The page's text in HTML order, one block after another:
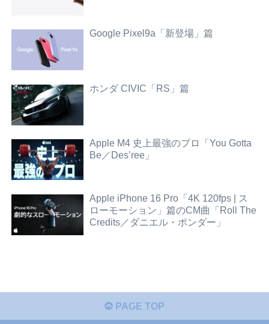
Google Pixel9a「新登場」篇
ホンダ CIVIC「RS」篇
Apple M4 史上最強のプロ「You Gotta
Be／Des’ree」
Apple iPhone 16 Pro「4K 120fps | ス
ローモーション」篇のCM曲「Roll The
Credits／ダニエル・ポンダー」
PAGE TOP